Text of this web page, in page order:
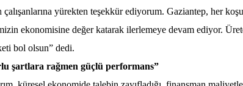
çalışanlarına yürekten teşekkür ediyorum. Gaziantep, her
ekonomisine değer katarak ilerlemeye devam ediyor.
bol olsun” dedi.
şartlara rağmen güçlü performans”